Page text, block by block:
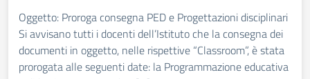
Oggetto: Proroga consegna PED e Progettazioni disciplinari
Si avvisano tutti i docenti dell’Istituto che la consegna dei
documenti in oggetto, nelle rispettive “Classroom”, è stata
prorogata alle seguenti date: la Programmazione educativa